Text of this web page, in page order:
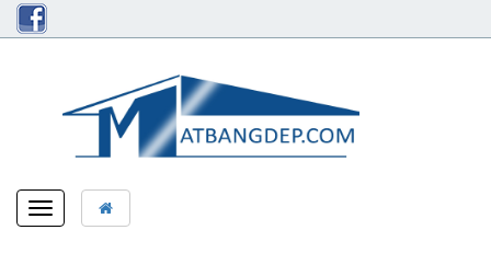
Toggle
navigation